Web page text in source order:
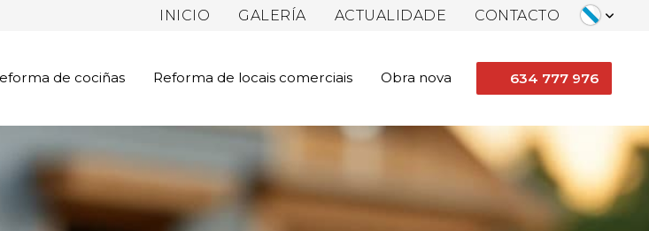
INICIO GALERÍA ACTUALIDADE CONTACTO
de cociñas Reforma de locais comerciais Obra nova 634 777 976